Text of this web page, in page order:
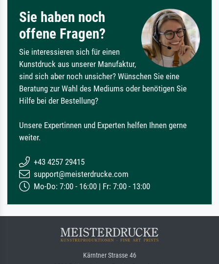
Sie haben noch
offene Fragen?
Sie interessieren sich für einen
Kunstdruck aus unserer Manufaktur,
sind sich aber noch unsicher? Wünschen Sie eine
Beratung zur Wahl des Mediums oder benötigen Sie
Hilfe bei der Bestellung?
Unsere Expertinnen und Experten helfen Ihnen gerne
weiter.
+43 4257 29415
support@meisterdrucke.com
Mo-Do: 7:00 - 16:00 | Fr: 7:00 - 13:00
Kärntner Strasse 46